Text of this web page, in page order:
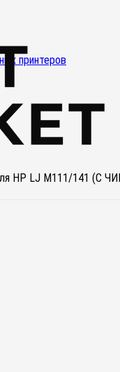
принтеров
HP LJ M111/141 (С